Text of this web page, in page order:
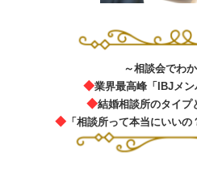
～相談会でわ
◆業界最高峰「IBJメ
◆結婚相談所のタイプ
◆「相談所って本当にいいの